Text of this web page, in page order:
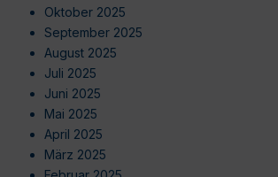
Oktober 2025
September 2025
August 2025
Juli 2025
Juni 2025
Mai 2025
April 2025
März 2025